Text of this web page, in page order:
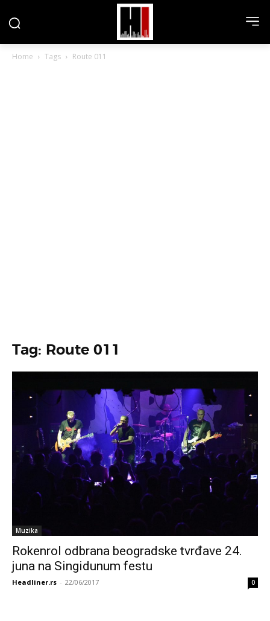
Home Tags Route 011
Tag: Route 011
Muzika
Rokenrol odbrana beogradske tvrđave 24.
juna na Singidunum festu
Headliner.rs - 22/06/2017 0